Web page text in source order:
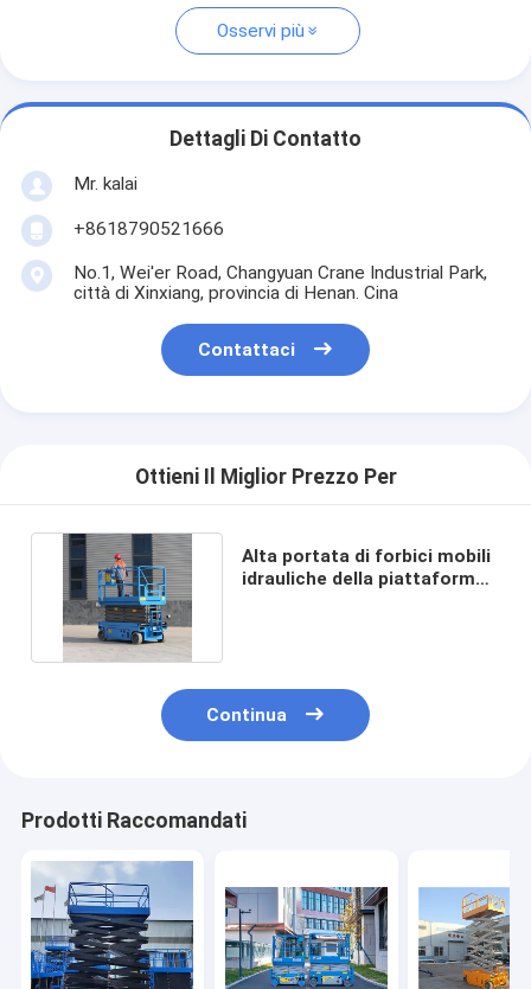
Osservi più
Dettagli Di Contatto
Mr. kalai
+8618790521666
No.1, Wei'er Road, Changyuan Crane Industrial Park,
città di Xinxiang, provincia di Henan. Cina
Contattaci
Ottieni Il Miglior Prezzo Per
Alta portata di forbici mobili
idrauliche della piattaforma
Continua
Prodotti Raccomandati